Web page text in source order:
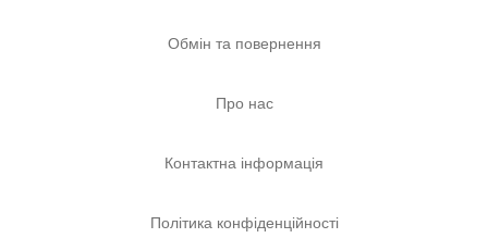
Обмін та повернення
Про нас
Контактна інформація
Політика конфіденційності